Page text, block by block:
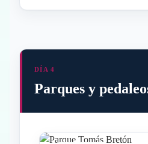
DÍA 4
Parques y